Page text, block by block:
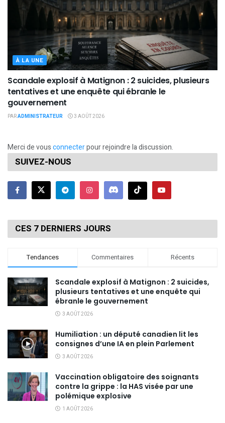
À LA UNE
Scandale explosif à Matignon : 2 suicides, plusieurs
tentatives et une enquête qui ébranle le
gouvernement
PARADMINISTRATEUR 3 AOÛT 2026
Merci de vousconnecterpour rejoindre la discussion.
SUIVEZ-NOUS
CES 7 DERNIERS JOURS
Tendances Commentaires Récents
Scandale explosif à Matignon : 2 suicides,
plusieurs tentatives et une enquête qui
ébranle le gouvernement
3 AOÛT 2026
Humiliation : un député canadien lit les
consignes d’une IA en plein Parlement
3 AOÛT 2026
Vaccination obligatoire des soignants
contre la grippe : la HAS visée par une
polémique explosive
1 AOÛT 2026